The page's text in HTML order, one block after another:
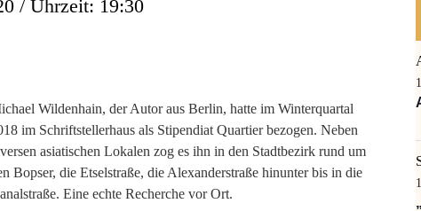
/ Uhrzeit: 19:30
Wildenhain, der Autor aus Berlin, hatte im Winterquartal
im Schriftstellerhaus als Stipendiat Quartier bezogen. Neben
asiatischen Lokalen zog es ihn in den Stadtbezirk rund um
Bopser, die Etselstraße, die Alexanderstraße hinunter bis in die
Eine echte Recherche vor Ort.